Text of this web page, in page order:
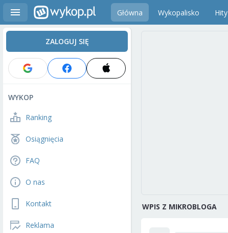
Główna Wykopalisko Hity
ZALOGUJ SIĘ
WYKOP
Ranking
Osiągnięcia
FAQ
O nas
Kontakt
Reklama
WPIS Z MIKROBLOGA